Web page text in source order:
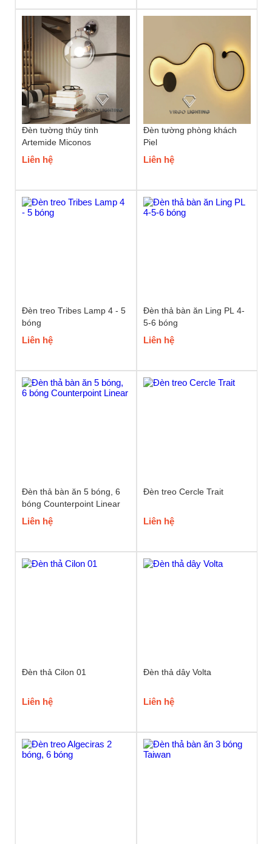
Đèn tường thủy tinh
Artemide Miconos
Liên hệ
Đèn tường phòng khách
Piel
Liên hệ
Đèn treo Tribes Lamp 4 - 5
bóng
Liên hệ
Đèn thả bàn ăn Ling PL 4-
5-6 bóng
Liên hệ
Đèn thả bàn ăn 5 bóng, 6
bóng Counterpoint Linear
Liên hệ
Đèn treo Cercle Trait
Liên hệ
Đèn thả Cilon 01
Liên hệ
Đèn thả dây Volta
Liên hệ